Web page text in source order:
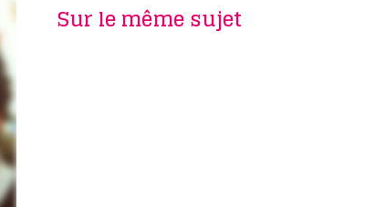
Sur le même sujet